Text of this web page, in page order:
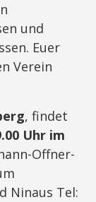
und
Euer
Verein
, findet
Uhr im
Offner-
Ninaus Tel: